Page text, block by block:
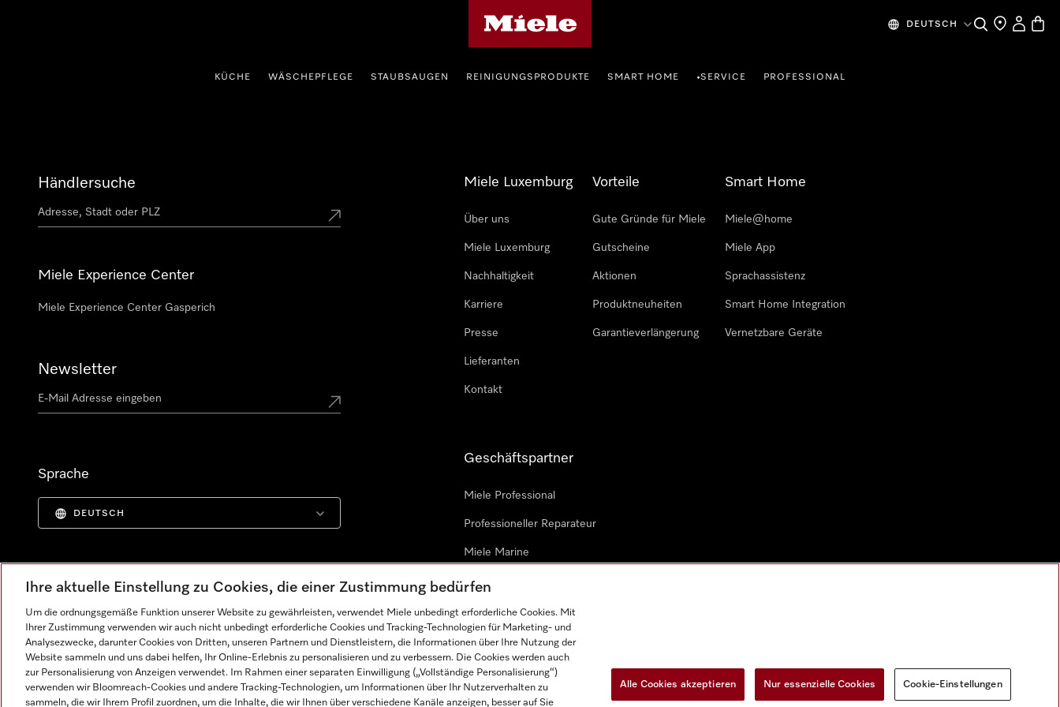
DEUTSCH SucheHändlersuche
KÜCHE WÄSCHEPFLEGE STAUBSAUGEN REINIGUNGSPRODUKTE SMART HOME •SERVICE PROFESSIONAL
Händlersuche
Miele Experience Center
Miele Experience Center Gasperich
Newsletter
Sprache
DEUTSCH
Miele Luxemburg
Über uns
Miele Luxemburg
Nachhaltigkeit
Karriere
Presse
Lieferanten
Kontakt
Vorteile
Gute Gründe für Miele
Gutscheine
Aktionen
Produktneuheiten
Garantieverlängerung
Smart Home
Miele@home
Miele App
Sprachassistenz
Smart Home Integration
Vernetzbare Geräte
Geschäftspartner
Miele Professional
Professioneller Reparateur
Miele Marine
Architekten & Bauträger
Impressum AGB Datenschutz Nutzungsbedingungen Barrièrefreiheetserklärung Gesetzen über digitale Dienste Widerrufsformular Cookie-Einstellungen
Ihre aktuelle Einstellung zu Cookies, die einer Zustimmung bedürfen
Um die ordnungsgemäße Funktion unserer Website zu gewährleisten, verwendet Miele unbedingt erforderliche Cookies. Mit
Ihrer Zustimmung verwenden wir auch nicht unbedingt erforderliche Cookies und Tracking-Technologien für Marketing- und
Analysezwecke, darunter Cookies von Dritten, unseren Partnern und Dienstleistern, die Informationen über Ihre Nutzung der
Website sammeln und uns dabei helfen, Ihr Online-Erlebnis zu personalisieren und zu verbessern. Die Cookies werden auch
zur Personalisierung von Anzeigen verwendet. Im Rahmen einer separaten Einwilligung („Vollständige Personalisierung“)
verwenden wir Bloomreach-Cookies und andere Tracking-Technologien, um Informationen über Ihr Nutzerverhalten zu
sammeln, die wir Ihrem Profil zuordnen, um die Inhalte, die wir Ihnen über verschiedene Kanäle anzeigen, besser auf Sie
Alle Cookies akzeptieren Nur essenzielle Cookies Cookie-Einstellungen